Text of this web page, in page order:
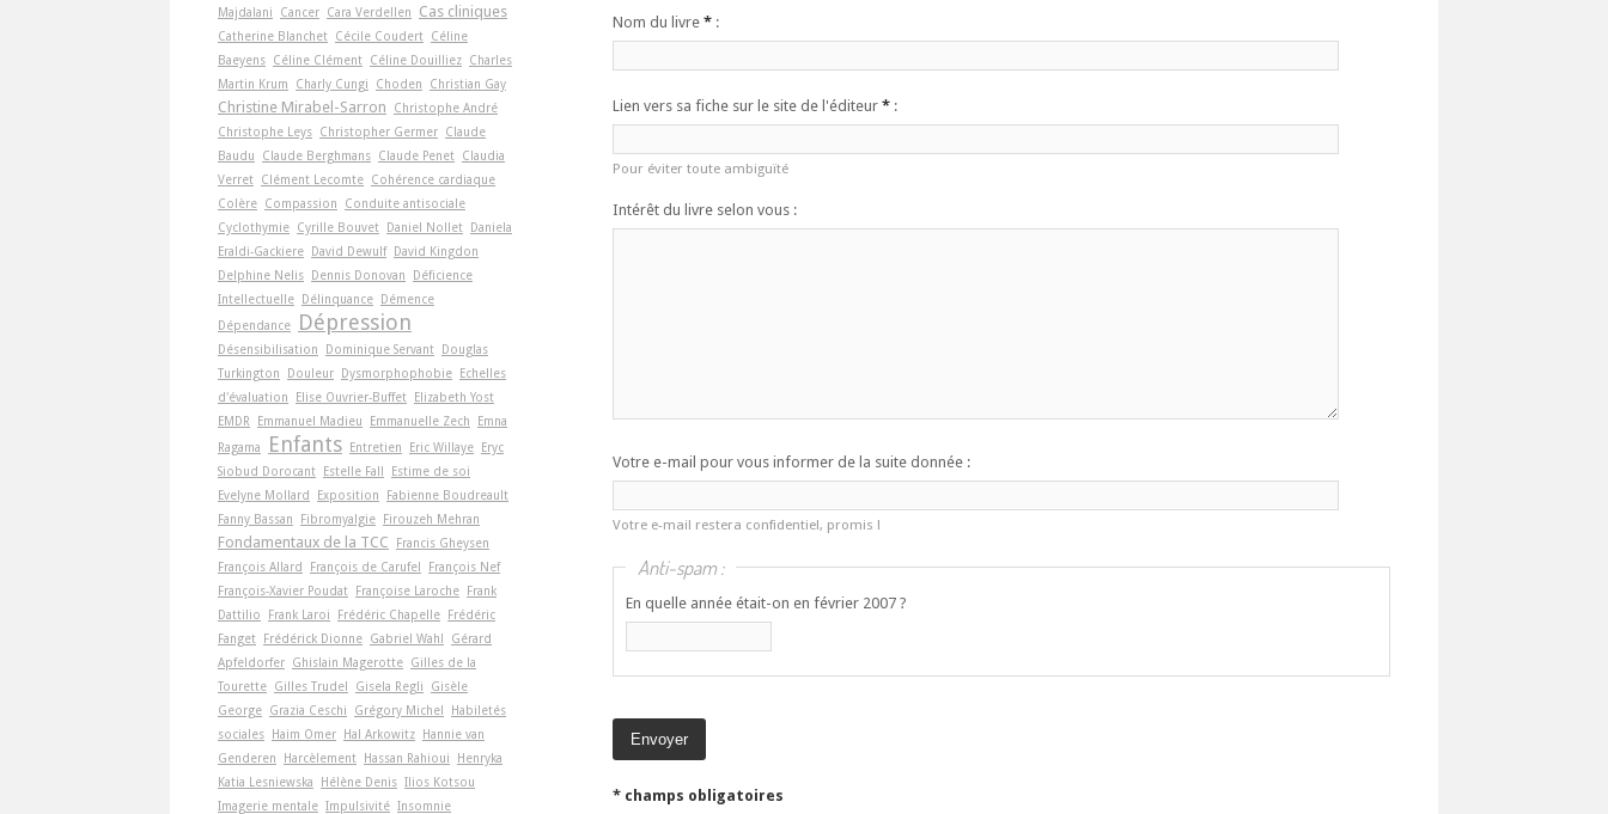
Nom du livre * :
Lien vers sa fiche sur le site de l'éditeur * :
Pour éviter toute ambiguïté
Intérêt du livre selon vous :
Votre e-mail pour vous informer de la suite donnée :
Votre e-mail restera confidentiel, promis !
Anti-spam :
En quelle année était-on en février 2007 ?
* champs obligatoires
Majdalani
Cancer Cara Verdellen Cas cliniques
Catherine Blanchet Cécile Coudert Céline
Baeyens Céline Clément Céline Douilliez Charles
Martin Krum
Charly Cungi Choden Christian Gay
Christine Mirabel-Sarron
Christophe André
Christophe Leys Christopher Germer Claude
Baudu
Claude Berghmans Claude Penet Claudia
Verret Clément Lecomte Cohérence cardiaque
Colère Compassion
Conduite antisociale
Cyclothymie Cyrille Bouvet Daniel Nollet Daniela
Eraldi-Gackiere David Dewulf David Kingdon
Delphine Nelis Dennis Donovan
Déficience
Intellectuelle Délinquance Démence
Dépendance
Dépression
Désensibilisation Dominique Servant Douglas
Turkington
Douleur Dysmorphophobie Echelles
d'évaluation
Elise Ouvrier-Buffet Elizabeth Yost
EMDR
Emmanuel Madieu Emmanuelle Zech
Emna
Ragama
Enfants Entretien Eric Willaye Eryc
Siobud Dorocant Estelle Fall
Estime de soi
Evelyne Mollard
Exposition
Fabienne Boudreault
Fanny Bassan
Fibromyalgie Firouzeh Mehran
Fondamentaux de la TCC
Francis Gheysen
François Allard
François de Carufel
François Nef
François-Xavier Poudat Françoise Laroche Frank
Dattilio
Frank Laroi Frédéric Chapelle Frédéric
Fanget Frédérick Dionne Gabriel Wahl
Gérard
Apfeldorfer Ghislain Magerotte Gilles de la
Tourette Gilles Trudel Gisela Regli
Gisèle
George Grazia Ceschi Grégory Michel
Habiletés
sociales Haim Omer Hal Arkowitz Hannie van
Genderen
Harcèlement Hassan Rahioui
Henryka
Katia Lesniewska
Hélène Denis Ilios Kotsou
Imagerie mentale Impulsivité Insomnie